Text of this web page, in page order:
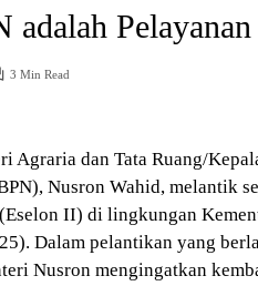
adalah Pelayanan
3 Min Read
Agraria dan Tata Ruang/
Nusron Wahid, melantik
II) di lingkungan
Dalam pelantikan yang
Nusron mengingatkan